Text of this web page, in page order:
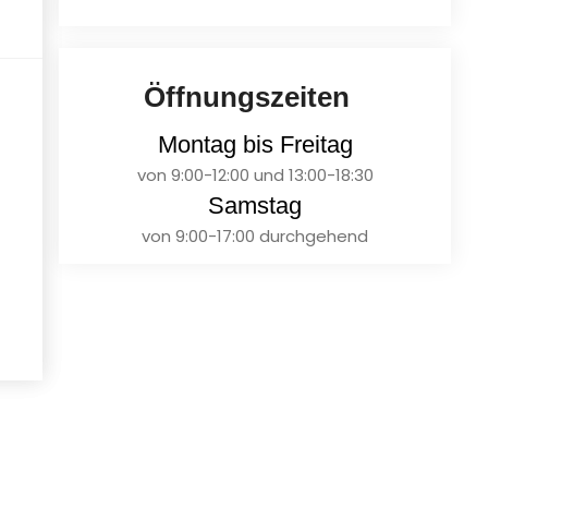
Öffnungszeiten
Montag bis Freitag
von 9:00-12:00 und 13:00-18:30
Samstag
von 9:00-17:00 durchgehend